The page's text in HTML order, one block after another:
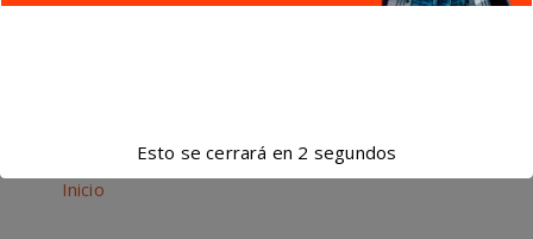
Archivos de la categoría clinica deportiva
Inicio
Esto se cerrará en 1 segundos